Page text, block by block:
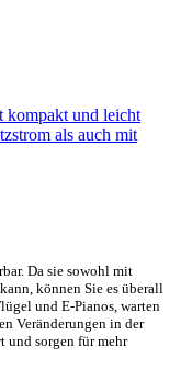
kompakt und leicht
als auch mit
Da sie sowohl mit
können Sie es überall
und E-Pianos, warten
Veränderungen in der
und sorgen für mehr